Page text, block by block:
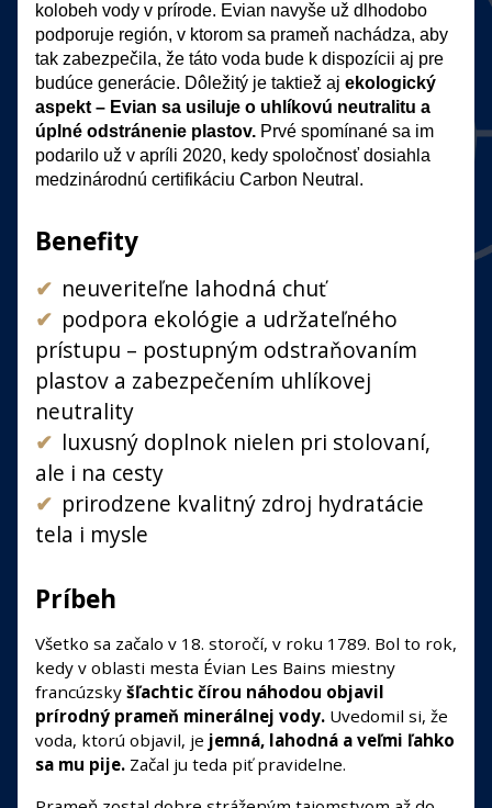
kolobeh vody v prírode. Evian navyše už dlhodobo
podporuje región, v ktorom sa prameň nachádza, aby
tak zabezpečila, že táto voda bude k dispozícii aj pre
budúce generácie. Dôležitý je taktiež aj ekologický
aspekt – Evian sa usiluje o uhlíkovú neutralitu a
úplné odstránenie plastov. Prvé spomínané sa im
podarilo už v apríli 2020, kedy spoločnosť dosiahla
medzinárodnú certifikáciu Carbon Neutral.
Benefity
neuveriteľne lahodná chuť
podpora ekológie a udržateľného
prístupu – postupným odstraňovaním
plastov a zabezpečením uhlíkovej
neutrality
luxusný doplnok nielen pri stolovaní,
ale i na cesty
prirodzene kvalitný zdroj hydratácie
tela i mysle
Príbeh
Všetko sa začalo v 18. storočí, v roku 1789. Bol to rok,
kedy v oblasti mesta Évian Les Bains miestny
francúzsky šľachtic čírou náhodou objavil
prírodný prameň minerálnej vody. Uvedomil si, že
voda, ktorú objavil, je jemná, lahodná a veľmi ľahko
sa mu pije. Začal ju teda piť pravidelne.